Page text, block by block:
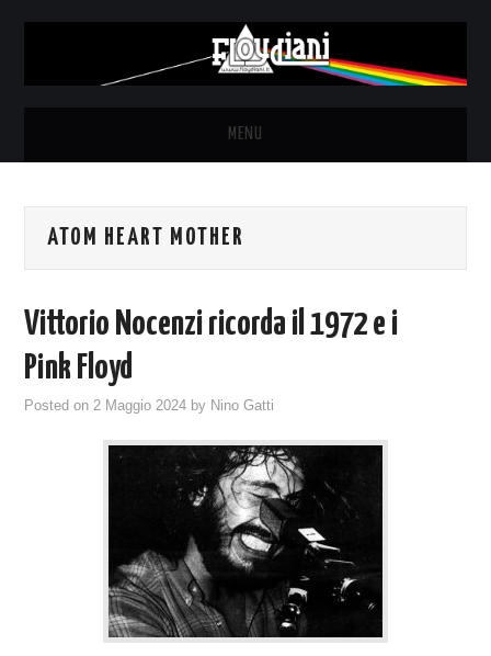
MENU
NEWS
SYD BARRETT – ALLE SOGLIE
DELL’ALBA
DISCOGRAFIA
ATOM HEART MOTHER
Vittorio Nocenzi ricorda il 1972 e i
Pink Floyd
Posted on2 Maggio 2024 by Nino Gatti